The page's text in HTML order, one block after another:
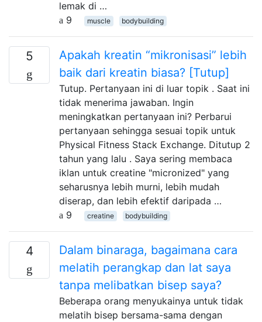
lemak di …
9
muscle bodybuilding
5
Apakah kreatin “mikronisasi” lebih
baik dari kreatin biasa? [Tutup]
Tutup. Pertanyaan ini di luar topik . Saat ini
tidak menerima jawaban. Ingin
meningkatkan pertanyaan ini? Perbarui
pertanyaan sehingga sesuai topik untuk
Physical Fitness Stack Exchange. Ditutup 2
tahun yang lalu . Saya sering membaca
iklan untuk creatine "micronized" yang
seharusnya lebih murni, lebih mudah
diserap, dan lebih efektif daripada …
9
creatine bodybuilding
4
Dalam binaraga, bagaimana cara
melatih perangkap dan lat saya
tanpa melibatkan bisep saya?
Beberapa orang menyukainya untuk tidak
melatih bisep bersama-sama dengan